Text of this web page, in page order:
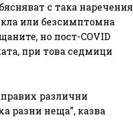
с така наречения
или безсимптомна
но пост-COVID
при това седмици
различни
разни неща”, казва